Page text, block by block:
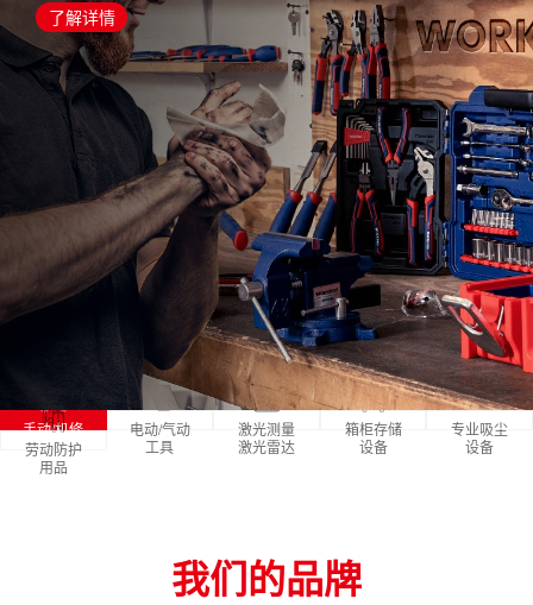
了解详情
了解详情
了解详情
了解详情
了解详情
了解详情
手动/机修
工具
电动/气动
工具
激光测量
激光雷达
箱柜存储
设备
专业吸尘
设备
劳动防护
用品
我们的品牌